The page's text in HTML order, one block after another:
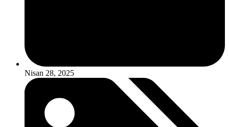
Nisan 28, 2025